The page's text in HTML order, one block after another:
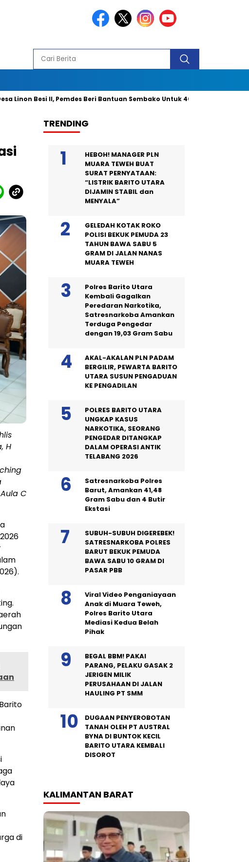
Besi II, Pemdes Beri Bantuan Sembako Untuk 40 Kepala Keluarga dan 2
H
C
di
TRENDING
HEBOH! MANAGER PLN
MUARA TEWEH BUAT
SURAT PERNYATAAN:
“LISTRIK BARITO UTARA
DIJAMIN STABIL dan
MENYALA”
GELEDAH KOTAK ROKO
POLISI BEKUK PEMUDA 23
TAHUN BAWA SABU 5
GRAM DI JALAN NANAS
MUARA TEWEH
Polres Barito Utara
Kembali Gagalkan
Peredaran Narkotika,
Satresnarkoba Amankan
Terduga Pengedar
dengan 19,03 Gram Sabu
AKAL-AKALAN PLN PADAM
BERGILIR, PEWARTA BARITO
UTARA SUSUN PENGADUAN
KE PENGADILAN
POLRES BARITO UTARA
UNGKAP KASUS
NARKOTIKA, SEORANG
PENGEDAR DITANGKAP
DALAM OPERASI ANTIK
TELABANG 2026
Satresnarkoba Polres
Barut, Amankan 41,48
Gram Sabu dan 4 Butir
Ekstasi
SUBUH-SUBUH DIGEREBEK!
SATRESNARKOBA POLRES
BARUT BEKUK PEMUDA
BAWA SABU 10 GRAM DI
PASAR PBB
Viral Video Penganiayaan
Anak di Muara Teweh,
Polres Barito Utara
Mediasi Kedua Belah
Pihak
BEGAL BBM! PAKAI
PARANG, PELAKU GASAK 2
JERIGEN MILIK
PERUSAHAAN DI JALAN
HAULING PT SMM
DUGAAN PENYEROBOTAN
TANAH OLEH PT AUSTRAL
BYNA DI BUNTOK KECIL
BARITO UTARA KEMBALI
DISOROT
KALIMANTAN BARAT